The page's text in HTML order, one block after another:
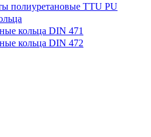
полиуретановые TTU PU
кольца DIN 471
кольца DIN 472